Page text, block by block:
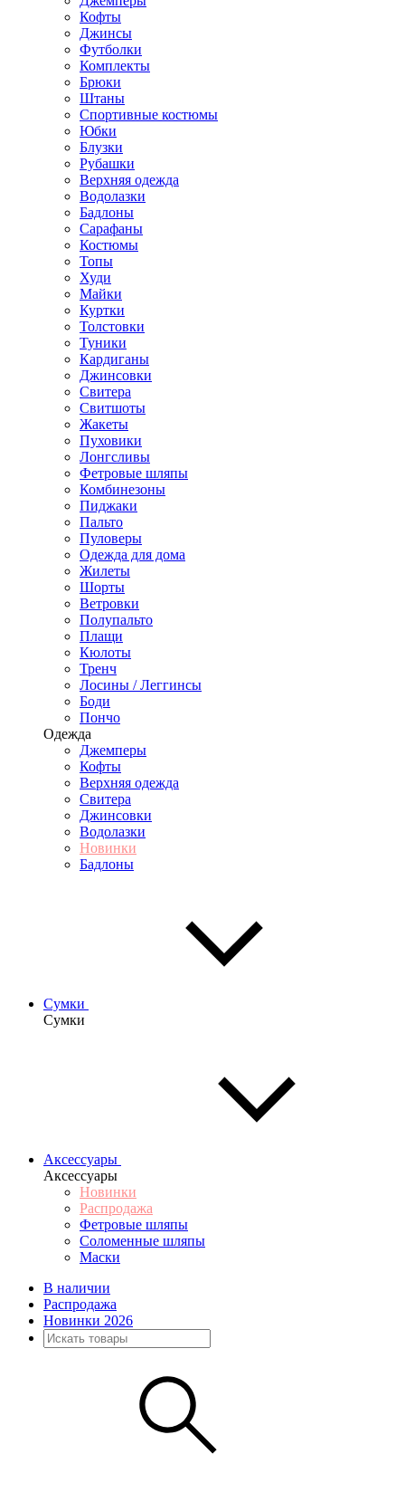
Кофты
Джинсы
Футболки
Комплекты
Брюки
Штаны
Спортивные костюмы
Юбки
Блузки
Рубашки
Верхняя одежда
Водолазки
Бадлоны
Сарафаны
Костюмы
Топы
Худи
Майки
Куртки
Толстовки
Туники
Кардиганы
Джинсовки
Свитера
Свитшоты
Жакеты
Пуховики
Лонгсливы
Фетровые шляпы
Комбинезоны
Пиджаки
Пальто
Пуловеры
Одежда для дома
Жилеты
Шорты
Ветровки
Полупальто
Плащи
Кюлоты
Тренч
Лосины / Леггинсы
Боди
Пончо
Одежда
Джемперы
Кофты
Верхняя одежда
Свитера
Джинсовки
Водолазки
Новинки
Бадлоны
Сумки
Сумки
Аксессуары
Аксессуары
Новинки
Распродажа
Фетровые шляпы
Соломенные шляпы
Маски
В наличии
Распродажа
Новинки 2026